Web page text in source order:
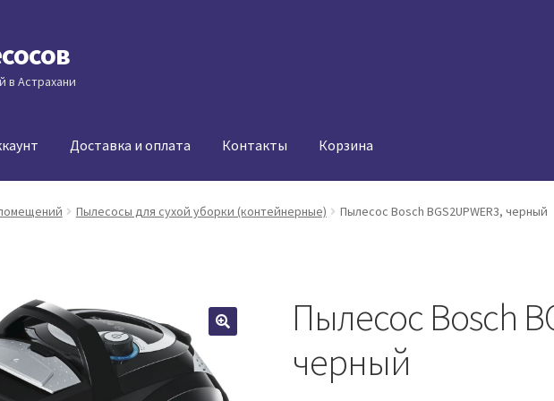
в Астрахани
Доставка и оплата Контакты Корзина
Пылесосы для сухой уборки (контейнерные) Пылесос Bosch BGS2UPWER3, черный
Пылесос Bosch
черный